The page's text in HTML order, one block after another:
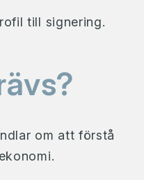
till signering.
om att förstå